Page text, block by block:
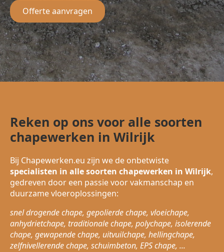
Offerte aanvragen
Reken op ons voor alle soorten
chapewerken in Wilrijk
Bij Chapewerken.eu zijn we de onbetwiste
specialisten in alle soorten chapewerken in Wilrijk,
gedreven door een passie voor vakmanschap en
duurzame vloeroplossingen:
snel drogende chape, gepolierde chape, vloeichape,
anhydrietchape, traditionale chape, polychape, isolerende
chape, gewapende chape, uitvuilchape, hellingchape,
zelfnivellerende chape, schuimbeton, EPS chape, ...